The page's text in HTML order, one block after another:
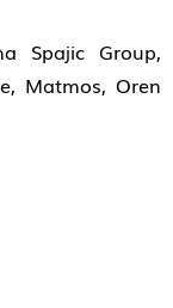
Spajic Group,
Matmos, Oren